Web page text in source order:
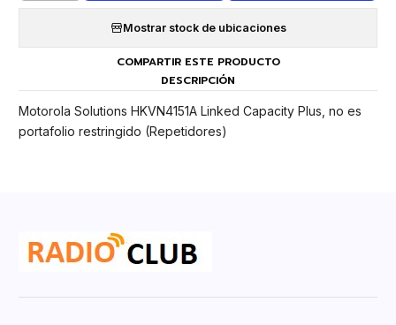
Mostrar stock de ubicaciones
COMPARTIR ESTE PRODUCTO
DESCRIPCIÓN
Motorola Solutions HKVN4151A Linked Capacity Plus, no es
portafolio restringido (Repetidores)